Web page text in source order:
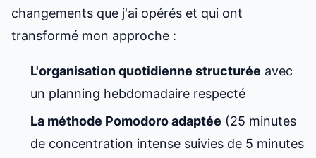
changements que j'ai opérés et qui ont
transformé mon approche :
L'organisation quotidienne structurée avec
un planning hebdomadaire respecté
La méthode Pomodoro adaptée (25 minutes
de concentration intense suivies de 5 minutes